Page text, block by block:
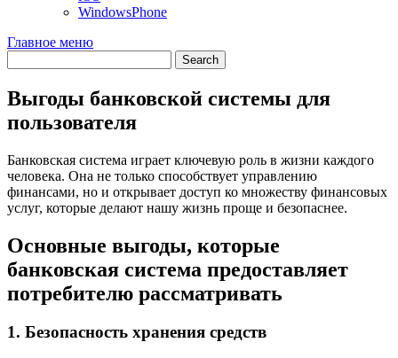
WindowsPhone
Главное меню
Выгоды банковской системы для
пользователя
Банковская система играет ключевую роль в жизни каждого
человека. Она не только способствует управлению
финансами, но и открывает доступ ко множеству финансовых
услуг, которые делают нашу жизнь проще и безопаснее.
Основные выгоды, которые
банковская система предоставляет
потребителю рассматривать
1. Безопасность хранения средств